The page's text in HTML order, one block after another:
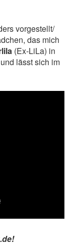
vorgestellt/
das mich
(Ex-LiLa) in
lässt sich im